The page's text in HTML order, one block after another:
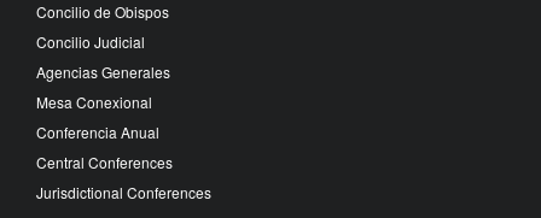
Concilio de Obispos
Concilio Judicial
Agencias Generales
Mesa Conexional
Conferencia Anual
Central Conferences
Jurisdictional Conferences